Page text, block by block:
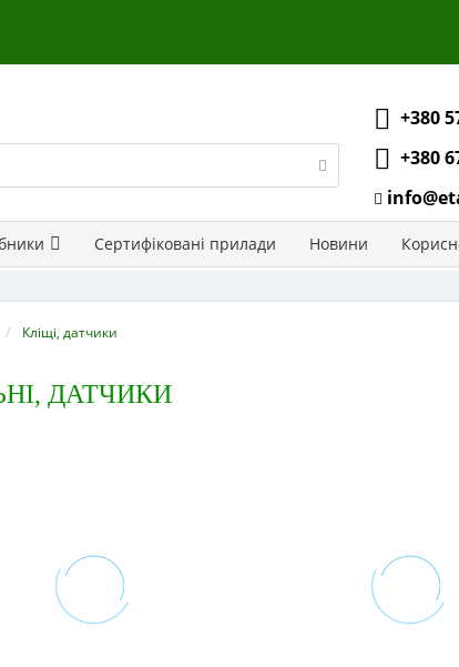
+380
+380
Сертифіковані прилади Новини
Кліщі, датчики
ДАТЧИКИ